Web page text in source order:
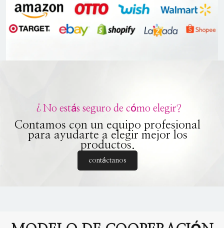
¿No estás seguro de cómo elegir?
Contamos con un equipo profesional
para ayudarte a elegir mejor los
productos.
contáctanos